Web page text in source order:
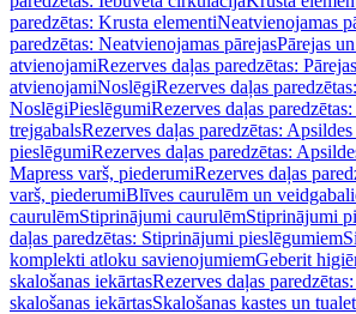
paredzētas: Krusta elementiNeatvienojamas
paredzētas: Neatvienojamas pārejasPārejas
atvienojamiRezerves daļas paredzētas:
atvienojamiNoslēgiRezerves daļas paredzētas:
NoslēgiPieslēgumiRezerves daļas
trejgabalsRezerves daļas paredzētas:
pieslēgumiRezerves daļas paredzētas:
Mapress varš, piederumiRezerves daļas
varš, piederumiBlīves caurulēm un
caurulēmStiprinājumi caurulēmStiprinājumi
daļas paredzētas: Stiprinājumi pieslēgumiem
komplekti atloku savienojumiemGeberit
skalošanas iekārtasRezerves daļas
skalošanas iekārtasSkalošanas kastes un